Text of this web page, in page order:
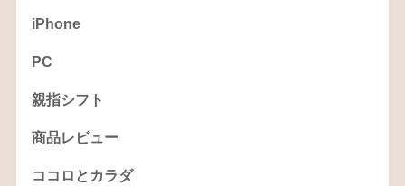
iPhone
PC
親指シフト
商品レビュー
ココロとカラダ